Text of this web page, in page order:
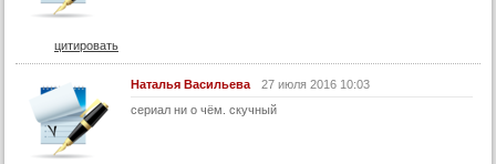
47 серия
51 серия
цитировать
Наталья Васильева
27 июля 2016 10:03
сериал ни о чём. скучный